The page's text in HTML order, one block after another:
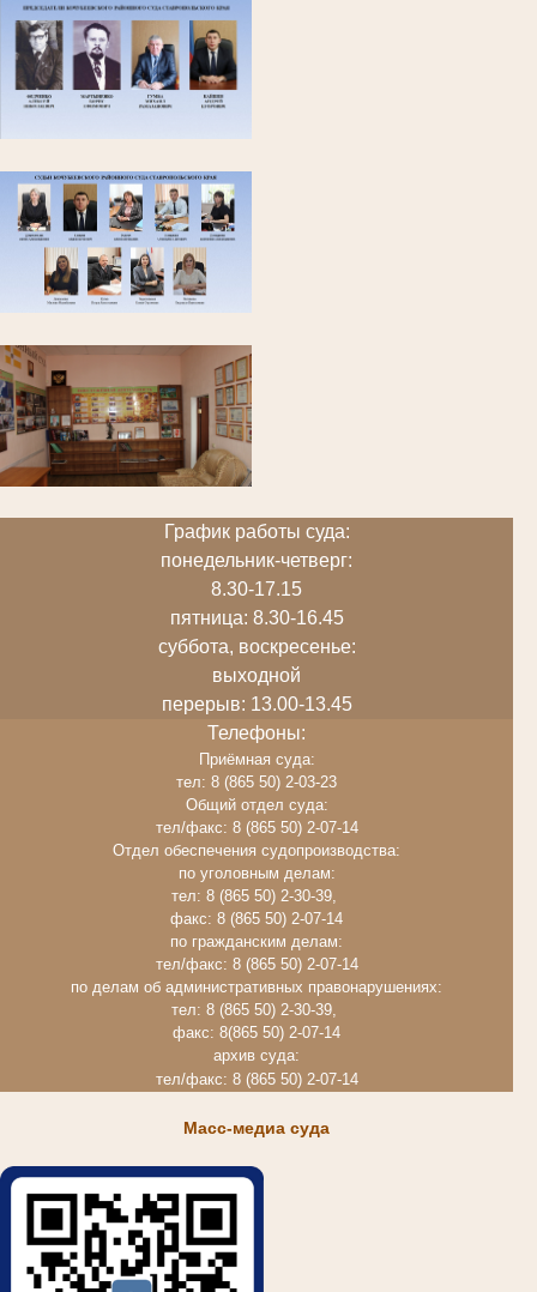
График работы суда:
понедельник-четверг:
8.30-17.15
пятница: 8.30-16.45
суббота, воскресенье:
выходной
перерыв: 13.00-13.45
Телефоны:
Приёмная суда:
тел: 8 (865 50) 2-03-23
Общий отдел суда:
тел/факс: 8 (865 50) 2-07-14
Отдел обеспечения судопроизводства:
по уголовным делам:
тел: 8 (865 50) 2-30-39,
факс: 8 (865 50) 2-07-14
по гражданским делам:
тел/факс: 8 (865 50) 2-07-14
по делам об административных правонарушениях:
тел: 8 (865 50) 2-30-39,
факс: 8(865 50) 2-07-14
архив суда:
тел/факс: 8 (865 50) 2-07-14
Масс-медиа суда